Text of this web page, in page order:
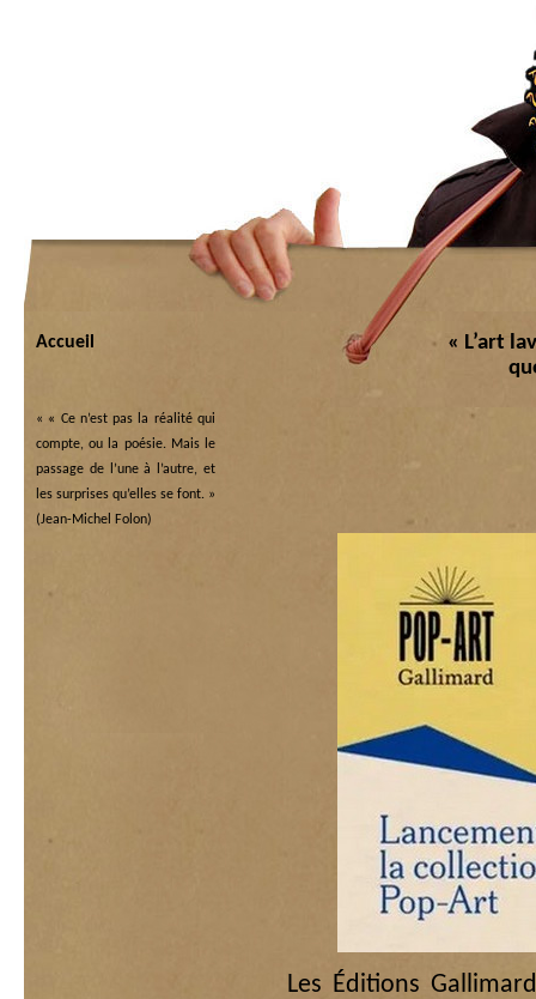
Accueil
« L’art
« « Ce n’est pas la réalité qui
compte, ou la poésie. Mais le
passage de l’une à l’autre, et
les surprises qu’elles se font. »
(Jean-Michel Folon)
Les Éditions